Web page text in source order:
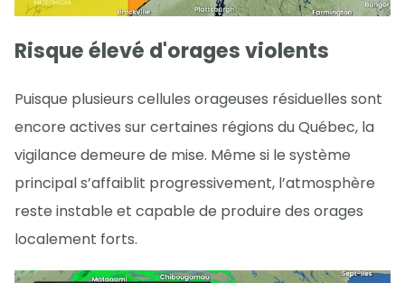
Risque élevé d'orages violents
Puisque plusieurs cellules orageuses résiduelles sont
encore actives sur certaines régions du Québec, la
vigilance demeure de mise. Même si le système
principal s’affaiblit progressivement, l’atmosphère
reste instable et capable de produire des orages
localement forts.